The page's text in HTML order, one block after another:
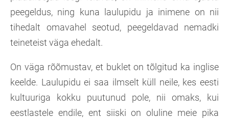
peegeldus, ning kuna laulupidu ja inimene on nii
tihedalt omavahel seotud, peegeldavad nemadki
teineteist väga ehedalt.
On väga rõõmustav, et buklet on tõlgitud ka inglise
keelde. Laulupidu ei saa ilmselt küll neile, kes eesti
kultuuriga kokku puutunud pole, nii omaks, kui
eestlastele endile, ent siiski on oluline meie pika